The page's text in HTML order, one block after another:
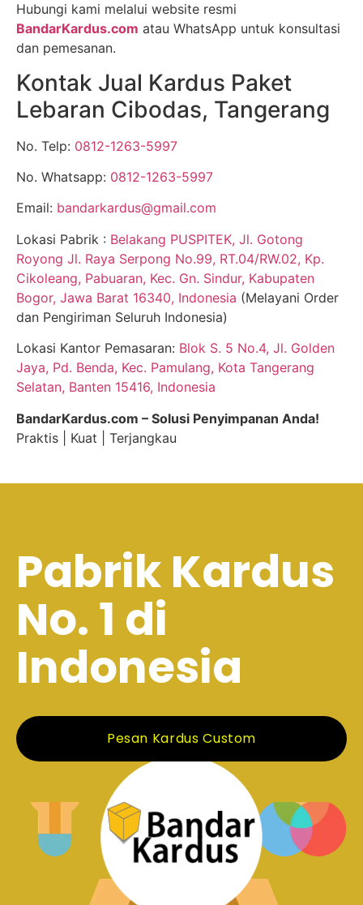
Hubungi kami melalui website resmi
BandarKardus.com atau WhatsApp untuk konsultasi
dan pemesanan.
Kontak Jual Kardus Paket
Lebaran Cibodas, Tangerang
No. Telp: 0812-1263-5997
No. Whatsapp: 0812-1263-5997
Email: bandarkardus@gmail.com
Lokasi Pabrik : Belakang PUSPITEK, Jl. Gotong
Royong Jl. Raya Serpong No.99, RT.04/RW.02, Kp.
Cikoleang, Pabuaran, Kec. Gn. Sindur, Kabupaten
Bogor, Jawa Barat 16340, Indonesia (Melayani Order
dan Pengiriman Seluruh Indonesia)
Lokasi Kantor Pemasaran: Blok S. 5 No.4, Jl. Golden
Jaya, Pd. Benda, Kec. Pamulang, Kota Tangerang
Selatan, Banten 15416, Indonesia
BandarKardus.com – Solusi Penyimpanan Anda!
Praktis | Kuat | Terjangkau
Pabrik Kardus
No. 1 di
Indonesia
Pesan Kardus Custom